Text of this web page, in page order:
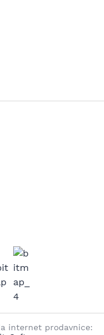
internet prodavnice: